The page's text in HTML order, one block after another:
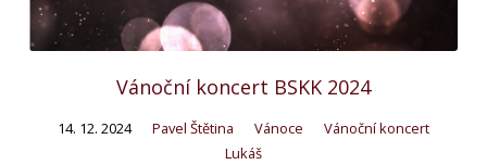
Vánoční koncert BSKK 2024
14. 12. 2024 Pavel Štětina Vánoce
Vánoční koncert
Lukáš